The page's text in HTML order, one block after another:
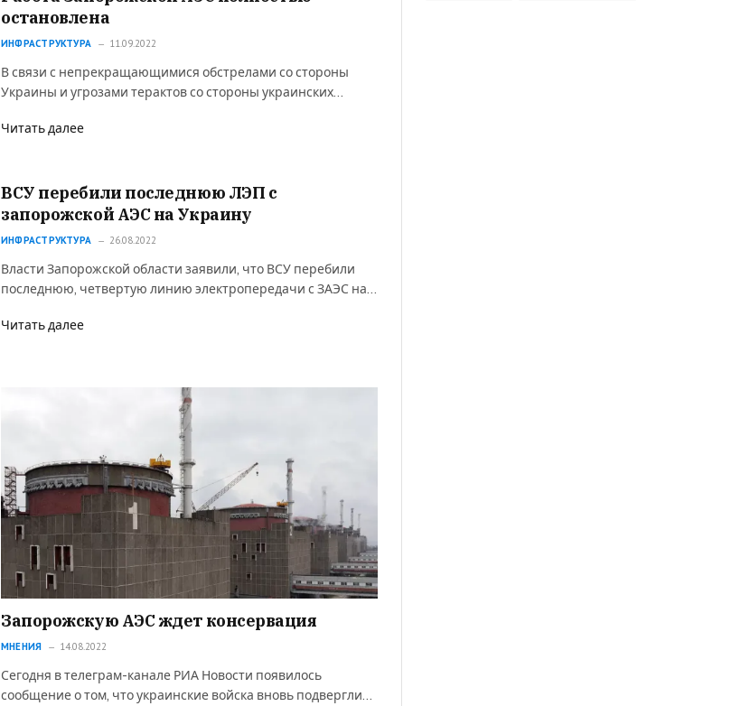
остановлена
ИНФРАСТРУКТУРА 11.09.2022
В связи с непрекращающимися обстрелами со стороны
Украины и угрозами терактов со стороны украинских…
Читать далее
ВСУ перебили последнюю ЛЭП с
запорожской АЭС на Украину
ИНФРАСТРУКТУРА 26.08.2022
Власти Запорожской области заявили, что ВСУ перебили
последнюю, четвертую линию электропередачи с ЗАЭС на…
Читать далее
Запорожскую АЭС ждет консервация
МНЕНИЯ 14.08.2022
Сегодня в телеграм-канале РИА Новости появилось
сообщение о том, что украинские войска вновь подвергли…